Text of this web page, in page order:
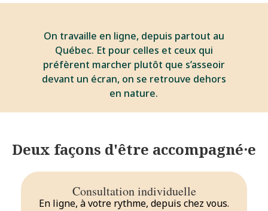
On travaille en ligne, depuis partout au
Québec. Et pour celles et ceux qui
préfèrent marcher plutôt que s’asseoir
devant un écran, on se retrouve dehors
en nature.
Deux façons d'être accompagné·e
Consultation individuelle
En ligne, à votre rythme, depuis chez vous.